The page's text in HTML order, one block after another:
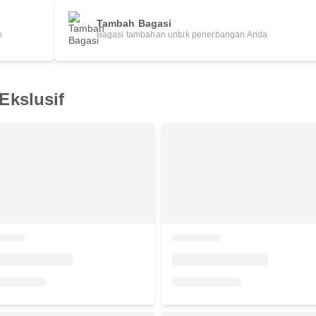
Tambah Bagasi
Bagasi tambahan untuk penerbangan Anda